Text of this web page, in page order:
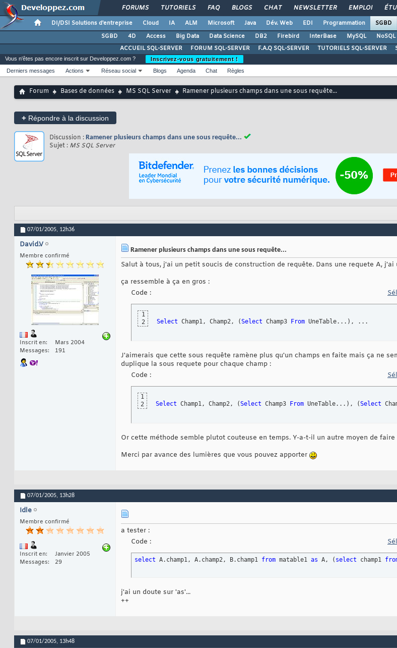
FORUMS TUTORIELS FAQ BLOGS CHAT NEWSLETTER EMPLOI
DI/DSI Solutions d'entreprise Cloud IA ALM Microsoft Java Dév. Web EDI Programmation SGBD
SGBD
4D Access Big Data Data Science DB2 Firebird InterBase MySQL NoSQL
ACCUEIL SQL-SERVER
FORUM SQL-SERVER F.A.Q SQL-SERVER TUTORIELS SQL-SERVER
Vous n'êtes pas encore inscrit sur Developpez.com ?
Inscrivez-vous gratuitement !
Derniers messages
Actions Réseau social Blogs Agenda Chat Règles
Forum Bases de données MS SQL Server Ramener plusieurs champs dans une sous requête...
+ Répondre à la discussion
Discussion : Ramener plusieurs champs dans une sous requête...
Sujet : MS SQL Server
07/01/2005, 12h36
David.V
Membre confirmé
Inscrit en
Mars 2004
Messages
191
Ramener plusieurs champs dans une sous requête...
Salut à tous, j'ai un petit soucis de construction de requête. Dans une requete A,
ça ressemble à ça en gros :
Code :
1
2
Select Champ1, Champ2, (Select Champ3 From UneTable... ) , ...
J'aimerais que cette sous requête ramène plus qu'un champs en faite mais ça ne
duplique la sous requete pour chaque champ :
Code :
1
2
Select Champ1, Champ2, (Select Champ3 From UneTable... ) , (Select
Or cette méthode semble plutot couteuse en temps. Y-a-t-il un autre moyen de faire
Merci par avance des lumières que vous pouvez apporter
07/01/2005, 13h28
Idle
Membre confirmé
Inscrit en
Janvier 2005
Messages
29
a tester :
Code :
select A.champ1, A.champ2, B.champ1 from matable1 as A, ( select champ1
j'ai un doute sur 'as'...
++
07/01/2005, 13h48